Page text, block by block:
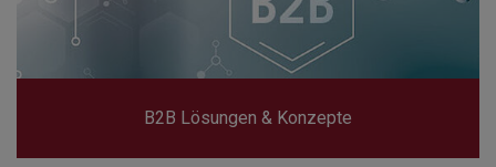
B2B Lösungen & Konzepte